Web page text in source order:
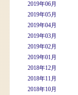
2019年06月
2019年05月
2019年04月
2019年03月
2019年02月
2019年01月
2018年12月
2018年11月
2018年10月